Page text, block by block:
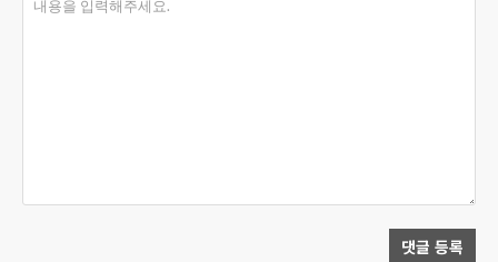
내용을 입력해주세요.
댓글 등록